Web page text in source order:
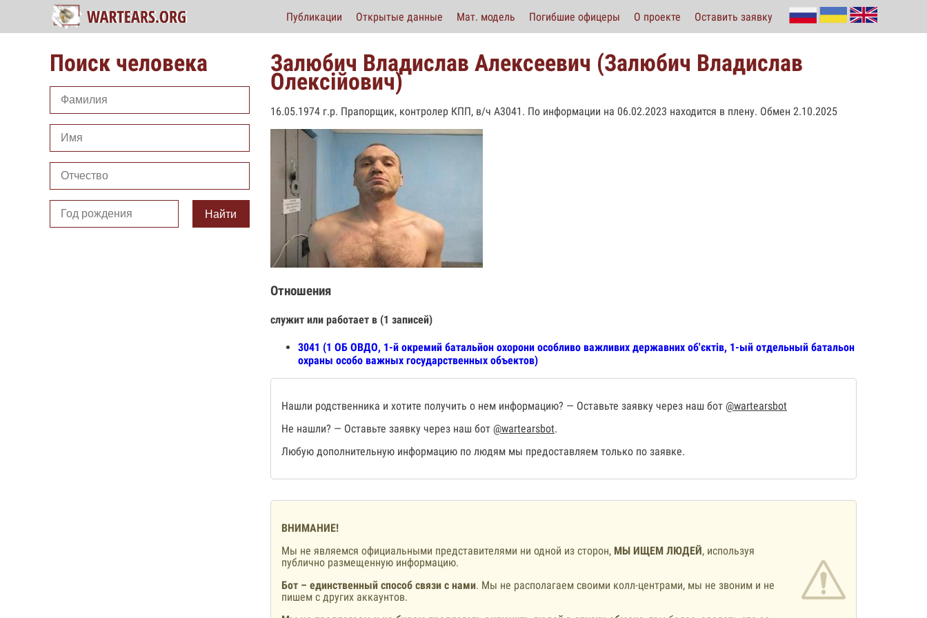
Публикации Открытые данные Мат. модель Погибшие офицеры О проекте Оставить заявку
Поиск человека
Найти
Залюбич Владислав Алексеевич (Залюбич Владислав
Олексійович)
16.05.1974 г.р. Прапорщик, контролер КПП, в/ч А3041. По информации на 06.02.2023 находится в плену. Обмен 2.10.2025
Отношения
служит или работает в (1 записей)
3041 (1 ОБ ОВДО, 1-й окремий батальйон охорони особливо важливих державних об'єктів, 1-ый отдельный батальон
охраны особо важных государственных объектов)
Нашли родственника и хотите получить о нем информацию? — Оставьте заявку через наш бот @wartearsbot
Не нашли? — Оставьте заявку через наш бот @wartearsbot.
Любую дополнительную информацию по людям мы предоставляем только по заявке.
ВНИМАНИЕ!
Мы не являемся официальными представителями ни одной из сторон, МЫ ИЩЕМ ЛЮДЕЙ, используя
публично размещенную информацию.
Бот – единственный способ связи с нами. Мы не располагаем своими колл-центрами, мы не звоним и не
пишем с других аккаунтов.